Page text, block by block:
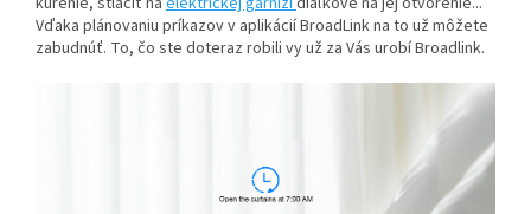
Vďaka plánovaniu príkazov v aplikácií BroadLink na to už môžete
zabudnúť. To, čo ste doteraz robili vy už za Vás urobí Broadlink.